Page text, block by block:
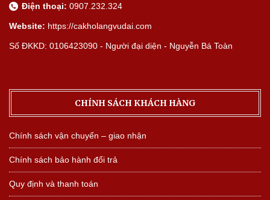
Điện thoại: 0907.232.324
Website: https://cakholangvudai.com
Số ĐKKD: 0106423090 - Người đại diện - Nguyễn Bá Toàn
CHÍNH SÁCH KHÁCH HÀNG
Chính sách vận chuyển – giao nhận
Chính sách bảo hành đổi trả
Quy định và thanh toán